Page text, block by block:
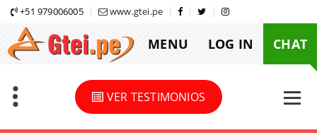
Skip
content
+51 979006005 www.gtei.pe
MENU LOG IN CHAT
VER TESTIMONIOS